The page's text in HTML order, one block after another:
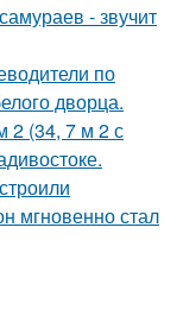
- звучит
по
дворца.
2 (34, 7 м 2 с
мгновенно стал